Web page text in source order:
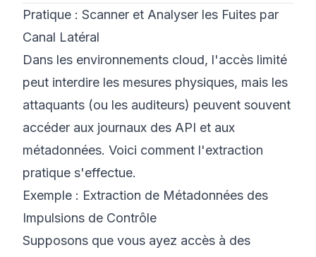
Pratique : Scanner et Analyser les Fuites par
Canal Latéral
Dans les environnements cloud, l'accès limité
peut interdire les mesures physiques, mais les
attaquants (ou les auditeurs) peuvent souvent
accéder aux journaux des API et aux
métadonnées. Voici comment l'extraction
pratique s'effectue.
Exemple : Extraction de Métadonnées des
Impulsions de Contrôle
Supposons que vous ayez accès à des